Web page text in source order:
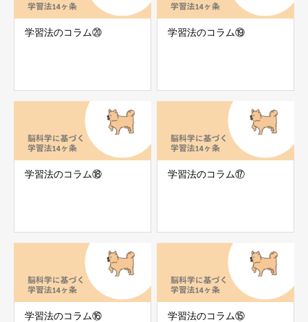
学習法のコラム⑳ 学習法のコラム⑲
学習法のコラム⑱ 学習法のコラム⑰
学習法のコラム⑯ 学習法のコラム⑮